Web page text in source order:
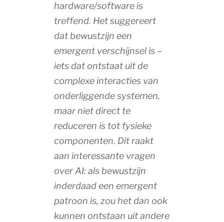
hardware/software is
treffend. Het suggereert
dat bewustzijn een
emergent verschijnsel is –
iets dat ontstaat uit de
complexe interacties van
onderliggende systemen,
maar niet direct te
reduceren is tot fysieke
componenten. Dit raakt
aan interessante vragen
over AI: als bewustzijn
inderdaad een emergent
patroon is, zou het dan ook
kunnen ontstaan uit andere